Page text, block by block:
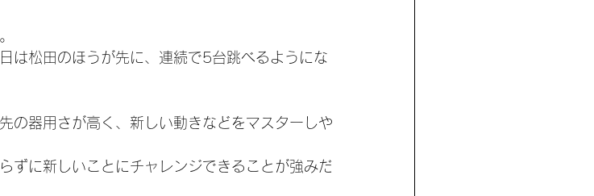
は松田のほうが先に、連続で5台跳べるようにな
の器用さが高く、新しい動きなどをマスターしや
ずに新しいことにチャレンジできることが強みだ